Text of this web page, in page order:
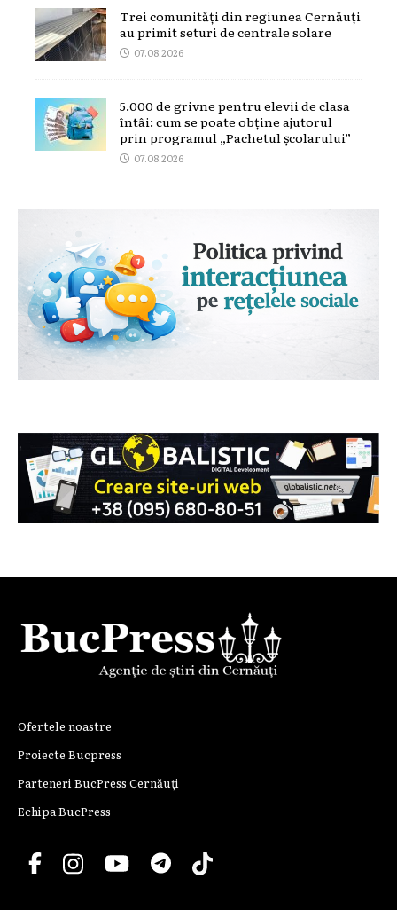
Trei comunități din regiunea Cernăuți
au primit seturi de centrale solare
07.08.2026
5.000 de grivne pentru elevii de clasa
întâi: cum se poate obține ajutorul
prin programul „Pachetul școlarului”
07.08.2026
Ofertele noastre
Proiecte Bucpress
Parteneri BucPress Cernăuți
Echipa BucPress